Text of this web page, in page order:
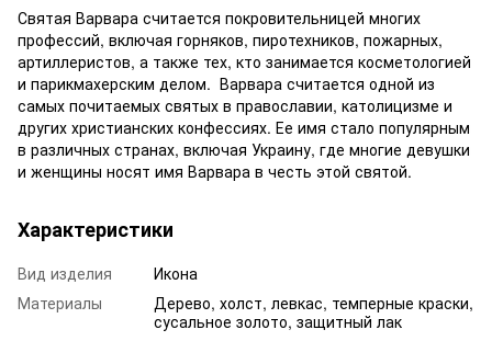
Святая Варвара считается покровительницей многих
профессий, включая горняков, пиротехников, пожарных,
артиллеристов, а также тех, кто занимается косметологией
и парикмахерским делом. Варвара считается одной из
самых почитаемых святых в православии, католицизме и
других христианских конфессиях. Ее имя стало популярным
в различных странах, включая Украину, где многие девушки
и женщины носят имя Варвара в честь этой святой.
Характеристики
Вид изделия
Икона
Материалы
Дерево, холст, левкас, темперные краски,
сусальное золото, защитный лак